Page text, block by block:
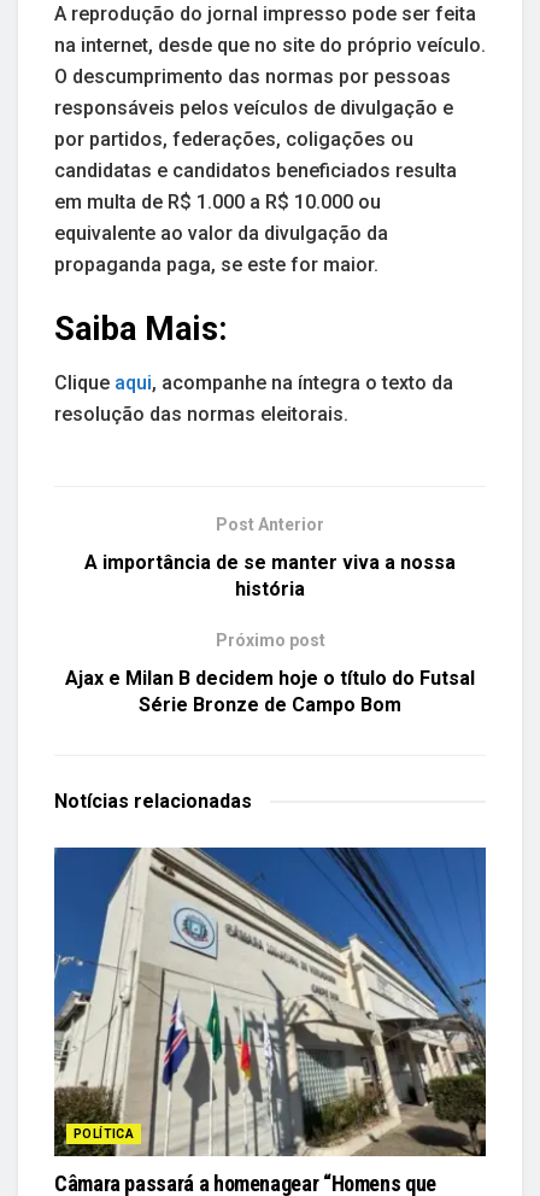
A reprodução do jornal impresso pode ser feita
na internet, desde que no site do próprio veículo.
O descumprimento das normas por pessoas
responsáveis pelos veículos de divulgação e
por partidos, federações, coligações ou
candidatas e candidatos beneficiados resulta
em multa de R$ 1.000 a R$ 10.000 ou
equivalente ao valor da divulgação da
propaganda paga, se este for maior.
Saiba Mais:
Clique aqui, acompanhe na íntegra o texto da
resolução das normas eleitorais.
Post Anterior
A importância de se manter viva a nossa
história
Próximo post
Ajax e Milan B decidem hoje o título do Futsal
Série Bronze de Campo Bom
Notícias relacionadas
POLÍTICA
Câmara passará a homenagear “Homens que